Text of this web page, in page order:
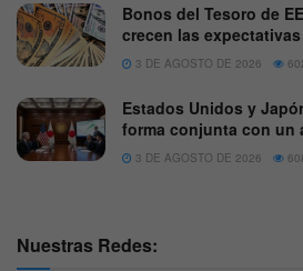
Bonos del Tesoro de
crecen las expectativas
3 DE AGOSTO DE 2026
Estados Unidos y
forma conjunta con un
3 DE AGOSTO DE 2026
Nuestras Redes: